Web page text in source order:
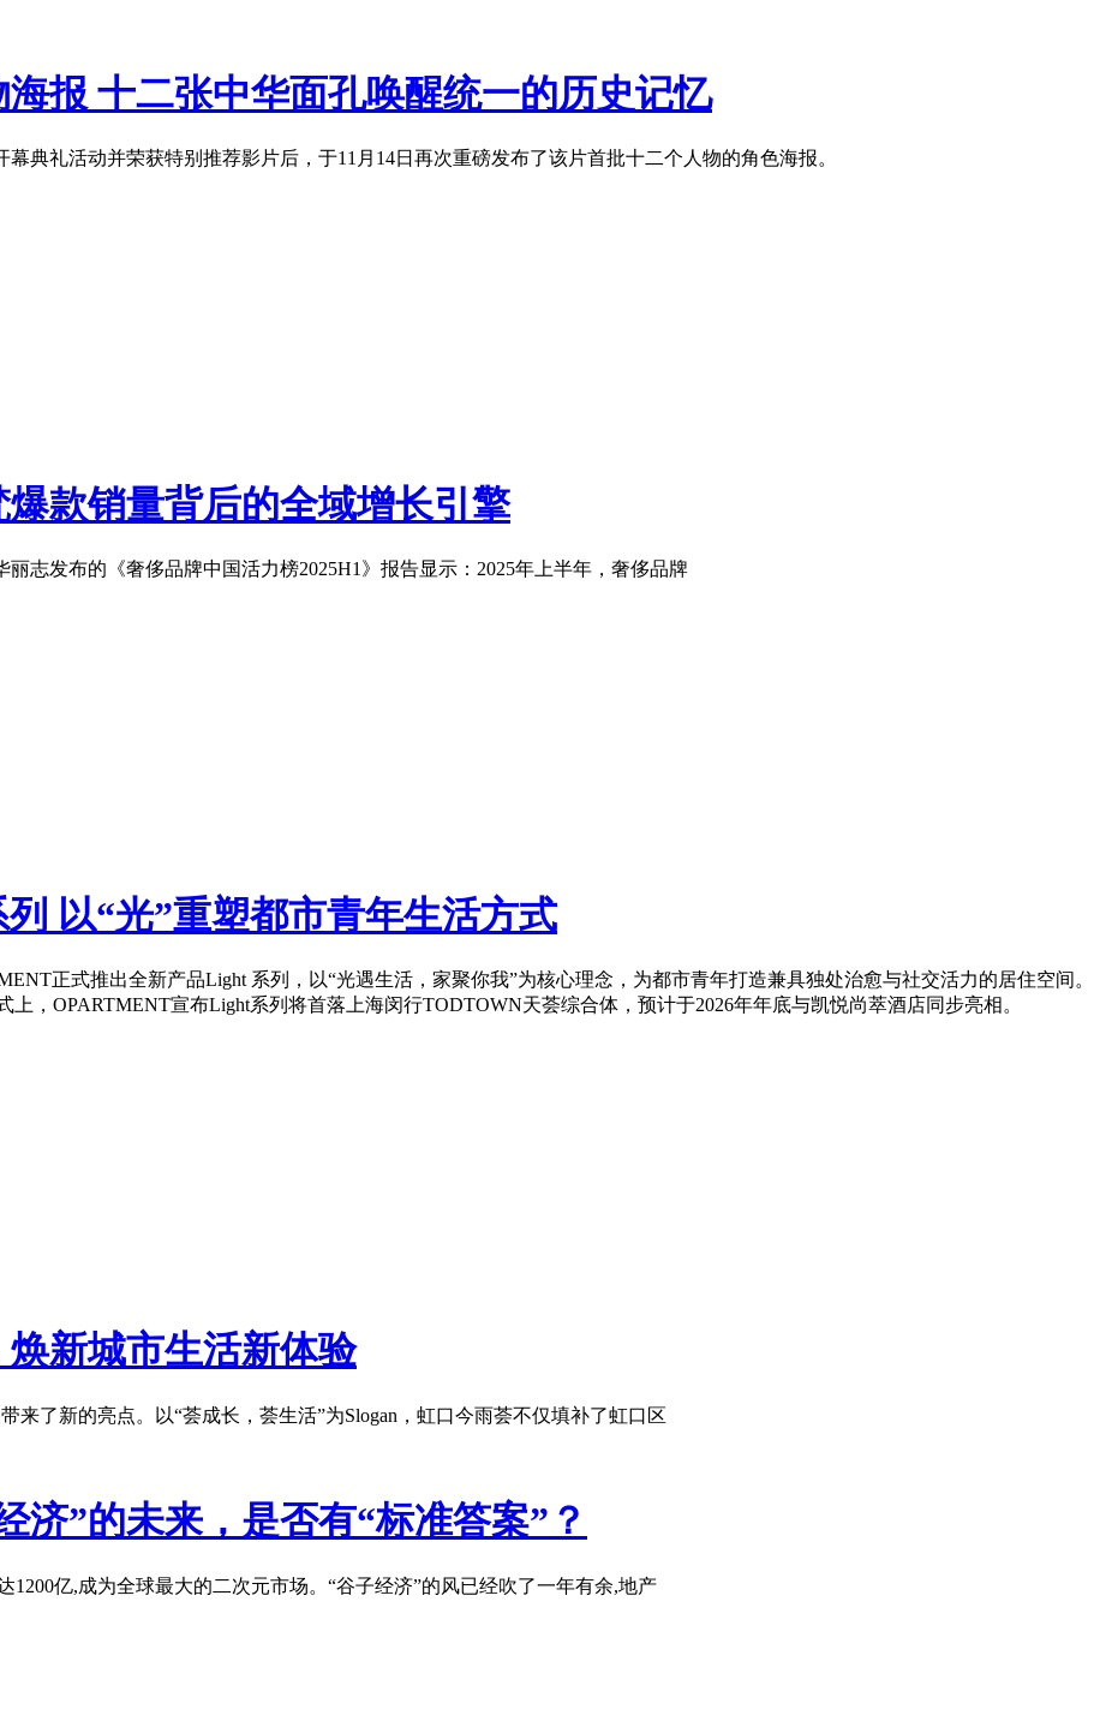
海报 十二张中华面孔唤醒统一的历史记忆
典礼活动并荣获特别推荐影片后，于11月14日再次重磅发布了该片首批十二个人物的角色海报。
款销量背后的全域增长引擎
志发布的《奢侈品牌中国活力榜2025H1》报告显示：2025年上半年，奢侈品牌
以“光”重塑都市青年生活方式
正式推出全新产品Light 系列，以“光遇生活，家聚你我”为核心理念，为都市青年打造兼具独处治愈与社交活力的居住空间。
，OPARTMENT宣布Light系列将首落上海闵行TODTOWN天荟综合体，预计于2026年年底与凯悦尚萃酒店同步亮相。
新城市生活新体验
来了新的亮点。以“荟成长，荟生活”为Slogan，虹口今雨荟不仅填补了虹口区
济”的未来，是否有“标准答案”？
亿,成为全球最大的二次元市场。“谷子经济”的风已经吹了一年有余,地产